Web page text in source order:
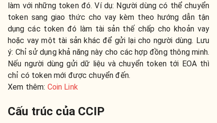
làm với những token đó. Ví dụ: Người dùng có thể chuyển
token sang giao thức cho vay kèm theo hướng dẫn tận
dụng các token đó làm tài sản thế chấp cho khoản vay
hoặc vay một tài sản khác để gửi lại cho người dùng. Lưu
ý: Chỉ sử dụng khả năng này cho các hợp đồng thông minh.
Nếu người dùng gửi dữ liệu và chuyển token tới EOA thì
chỉ có token mới được chuyển đến.
Xem thêm: Coin Link
Cấu trúc của CCIP